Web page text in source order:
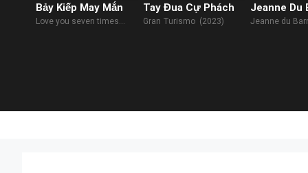
Bảy Kiếp May Mắn
Love you seven times
Tay Đua Cự Phách
Gran Turismo (2023)
Jeanne Du
Jeanne du